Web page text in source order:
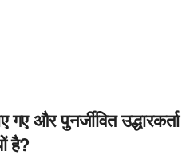
और पुनर्जीवित उद्धारकर्ता
है?